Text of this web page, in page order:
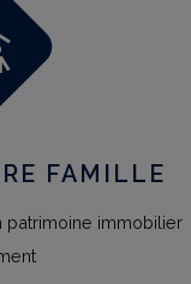
FAMILLE
patrimoine immobilier